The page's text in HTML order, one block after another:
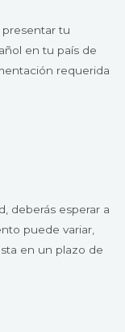
presentar tu
en tu país de
requerida
deberás esperar a
puede variar,
en un plazo de